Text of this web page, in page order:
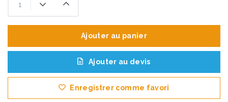
Ajouter au panier
Ajouter au devis
Enregistrer comme favori